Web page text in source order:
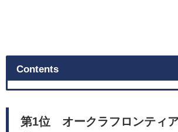
Contents
第1位 オークラフロンティ